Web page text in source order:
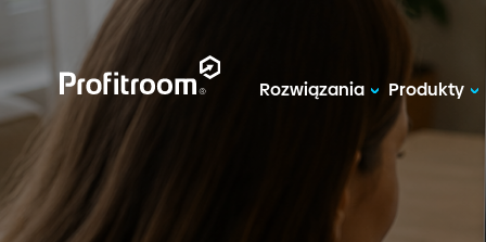
Rozwiązania Produkty